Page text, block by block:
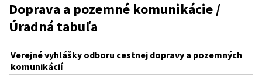
Doprava a pozemné komunikácie /
Úradná tabuľa
Verejné vyhlášky odboru cestnej dopravy a pozemných
komunikácií